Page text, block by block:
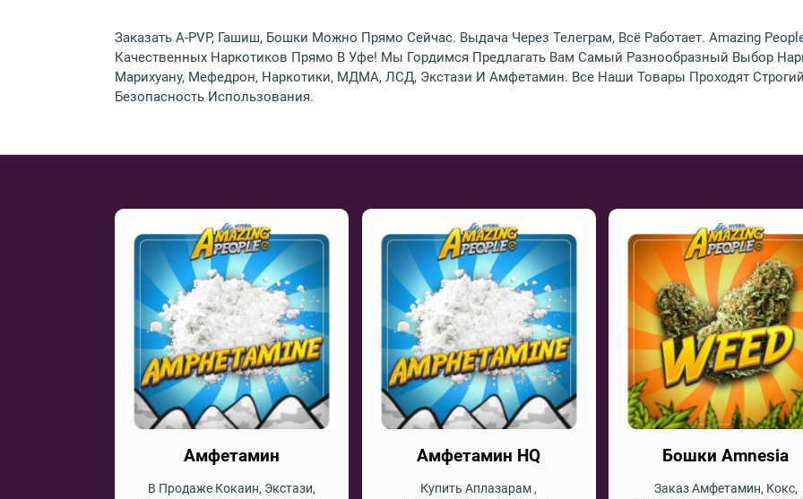
Заказать A-PVP, Гашиш, Бошки Можно Прямо Сейчас. Выдача Через Телеграм, Всё Работает. Amazing
Качественных Наркотиков Прямо В Уфе! Мы Гордимся Предлагать Вам Самый Разнообразный Выбор
Марихуану, Мефедрон, Наркотики, МДМА, ЛСД, Экстази И Амфетамин. Все Наши Товары Проходят
Безопасность Использования.
Амфетамин
В Продаже Кокаин, Экстази,
Амфетамин HQ
Купить Аплазарам ,
Бошки Amnesia
Заказ Амфетамин, Кокс,